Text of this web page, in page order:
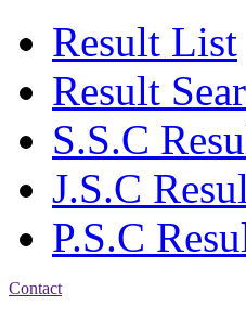
Result List
Result
S.S.C
J.S.C
P.S.C
Contact